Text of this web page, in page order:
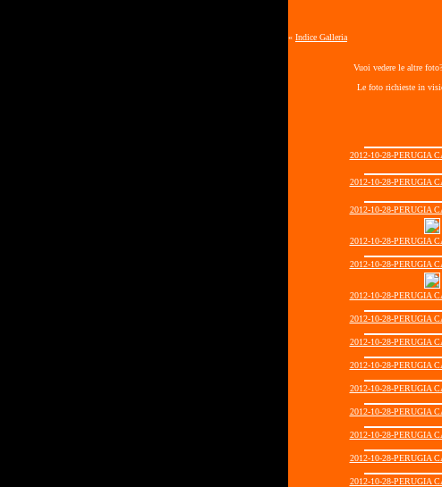
« Indice Galleria
Vuoi vedere le altre
Le foto richieste in
2012-10-28-PERUGIA
2012-10-28-PERUGIA
2012-10-28-PERUGIA
2012-10-28-PERUGIA
2012-10-28-PERUGIA
2012-10-28-PERUGIA
2012-10-28-PERUGIA
2012-10-28-PERUGIA
2012-10-28-PERUGIA
2012-10-28-PERUGIA
2012-10-28-PERUGIA
2012-10-28-PERUGIA
2012-10-28-PERUGIA
2012-10-28-PERUGIA